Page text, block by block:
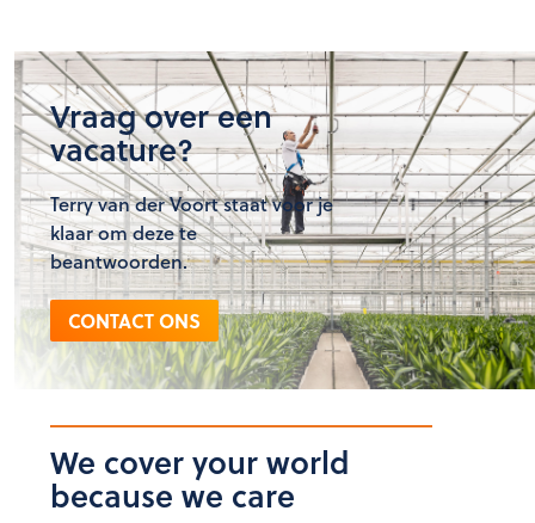
Vraag over een
vacature?
Terry van der Voort staat voor je
klaar om deze te
beantwoorden.
CONTACT ONS
We cover your world
because we care